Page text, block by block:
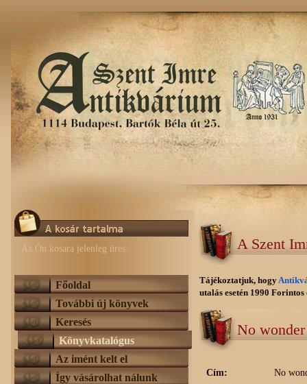
Az Ön kosara jelenleg üres.
Főoldal
További új könyvek
Keresés
Könyvkatalógus
Az imént kelt el
Így vásárolhat nálunk
A Szent
Tájékoztatjuk, hogy
utalás esetén 1990
No
Cím:
No